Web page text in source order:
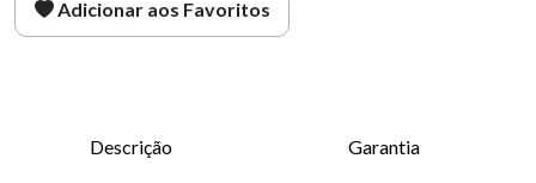
Adicionar aos Favoritos
Descrição Garantia